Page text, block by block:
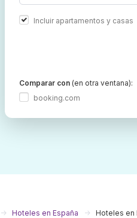
Incluir apartamentos y casas
Comparar con (en otra ventana):
booking.com
Hoteles en España Hoteles en